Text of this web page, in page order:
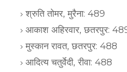
श्रुति तोमर, मुरैना: 489
आकाश अहिरवार, छतरपुर:
मुस्कान रावत, छतरपुर: 488
आदित्य चतुर्वेदी, रीवा: 488